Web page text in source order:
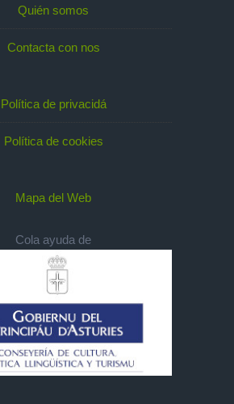
Quién somos
Contacta con nos
Política de privacidá
Política de cookies
Mapa del Web
Cola ayuda de